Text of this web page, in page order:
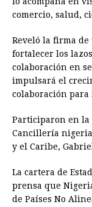
comercio, salud,
Reveló la firma
fortalecer los
colaboración en
impulsará el
colaboración para
Participaron en la
Cancillería
y el Caribe,
La cartera de
prensa que
de Países No